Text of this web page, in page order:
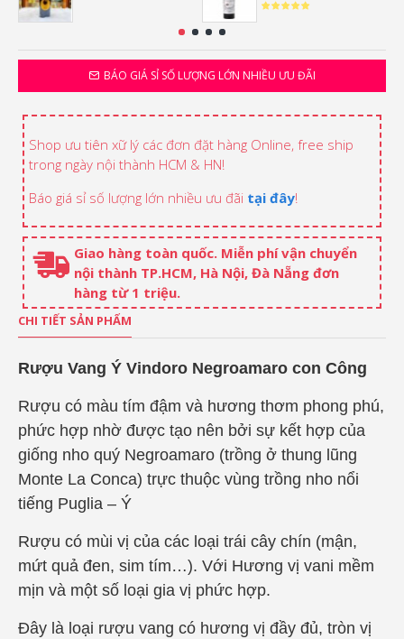
BÁO GIÁ SỈ SỐ LƯỢNG LỚN NHIỀU ƯU ĐÃI
Shop ưu tiên xữ lý các đơn đặt hàng Online, free ship
trong ngày nội thành HCM & HN!
Báo giá sỉ số lượng lớn nhiều ưu đãi tại đây!
Giao hàng toàn quốc. Miễn phí vận chuyển
nội thành TP.HCM, Hà Nội, Đà Nẵng đơn
hàng từ 1 triệu.
CHI TIẾT SẢN PHẨM
Rượu Vang Ý Vindoro Negroamaro con Công
Rượu có màu tím đậm và hương thơm phong phú,
phức hợp nhờ được tạo nên bởi sự kết hợp của
giống nho quý Negroamaro (trồng ở thung lũng
Monte La Conca) trực thuộc vùng trồng nho nổi
tiếng Puglia – Ý
Rượu có mùi vị của các loại trái cây chín (mận,
mứt quả đen, sim tím…). Với Hương vị vani mềm
mịn và một số loại gia vị phức hợp.
Đây là loại rượu vang có hương vị đầy đủ, tròn vị